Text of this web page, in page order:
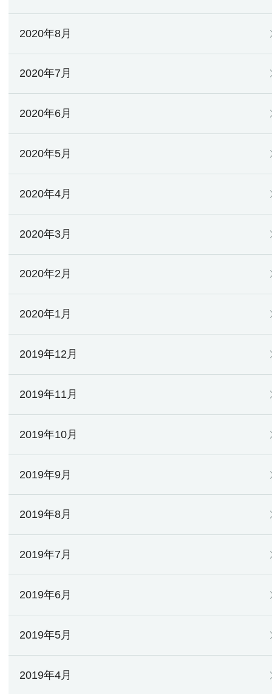
2020年8月
2020年7月
2020年6月
2020年5月
2020年4月
2020年3月
2020年2月
2020年1月
2019年12月
2019年11月
2019年10月
2019年9月
2019年8月
2019年7月
2019年6月
2019年5月
2019年4月